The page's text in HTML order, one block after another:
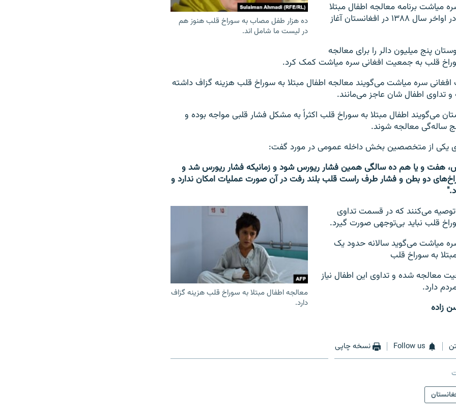
ده هزار طفل مصاب به سوراخ قلب هنوز هم
در لیست ما شامل اند.
میاشت برنامه معالجه اطفال مبتلا
به سوراخ قلب را در اواخر سال ۱۳۸۸ در افغانستان آغاز
پنج میلیون دالر را برای معالجه
قلب به جمعیت افغانی سره میاشت کمک کرد.
سره میاشت می‌گویند معالجه اطفال مبتلا به سوراخ قلب هزینه گزاف داشته
و تداوی اطفال شان عاجز می‌مانند.
می‌گویند اطفال مبتلا به سوراخ قلب اکثراً به مشکل فشار قلبی مواجه بوده و
ساله‌گی معالجه شوند.
یکی از متخصصین بخش داخله عمومی در مورد گفت:
هفت و یا هم ده سالگی همین فشار ریورس شود و زمانیکه فشار ریورس شد و
دو بطن و فشار طرف راست قلب بلند رفت در آن صورت عملیات امکان ندارد و
معالجه اطفال مبتلا به سوراخ قلب هزینه گزاف
دارد.
می‌کنند که در قسمت تداوی
قلب نباید بی‌توجهی صورت گیرد.
میاشت می‌گوید سالانه حدود یک
به سوراخ قلب
معالجه شده و تداوی این اطفال نیاز
دارد.
زاده
Follow us نسخه چاپی